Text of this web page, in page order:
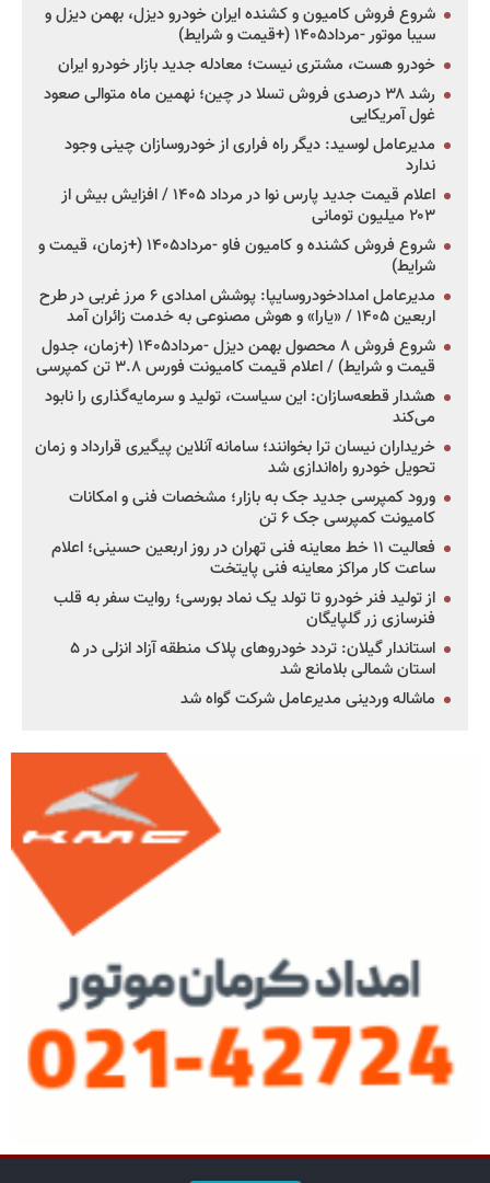
شروع فروش کامیون و کشنده ایران خودرو دیزل، بهمن دیزل و
سیبا موتور -مرداد۱۴۰۵ (+قیمت و شرایط)
خودرو هست، مشتری نیست؛ معادله جدید بازار خودرو ایران
رشد ۳۸ درصدی فروش تسلا در چین؛ نهمین ماه متوالی صعود
غول آمریکایی
مدیرعامل لوسید: دیگر راه فراری از خودروسازان چینی وجود
ندارد
اعلام قیمت جدید پارس نوا در مرداد ۱۴۰۵ / افزایش بیش از
۲۰۳ میلیون تومانی
شروع فروش کشنده و کامیون فاو -مرداد۱۴۰۵ (+زمان، قیمت و
شرایط)
مدیرعامل امدادخودروسایپا: پوشش امدادی ۶ مرز غربی در طرح
اربعین ۱۴۰۵ / «یارا» و هوش مصنوعی به خدمت زائران آمد
شروع فروش ۸ محصول بهمن دیزل -مرداد۱۴۰۵ (+زمان، جدول
قیمت و شرایط) / اعلام قیمت کامیونت فورس ۳.۸ تن کمپرسی
هشدار قطعه‌سازان: این سیاست، تولید و سرمایه‌گذاری را نابود
می‌کند
خریداران نیسان ترا بخوانند؛ سامانه آنلاین پیگیری قرارداد و زمان
تحویل خودرو راه‌اندازی شد
ورود کمپرسی جدید جک به بازار؛ مشخصات فنی و امکانات
کامیونت کمپرسی جک ۶ تن
فعالیت ۱۱ خط معاینه فنی تهران در روز اربعین حسینی؛ اعلام
ساعت کار مراکز معاینه فنی پایتخت
از تولید فنر خودرو تا تولد یک نماد بورسی؛ روایت سفر به قلب
فنرسازی زر گلپایگان
استاندار گیلان: تردد خودروهای پلاک منطقه آزاد انزلی در ۵
استان شمالی بلامانع شد
ماشاله وردینی مدیرعامل شرکت گواه شد